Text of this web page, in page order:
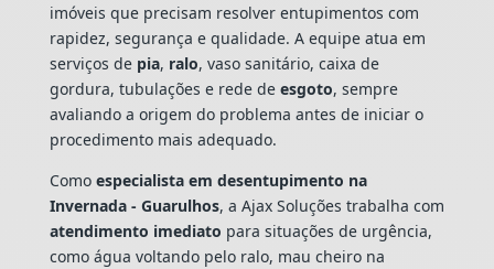
imóveis que precisam resolver entupimentos com
rapidez, segurança e qualidade. A equipe atua em
serviços de pia, ralo, vaso sanitário, caixa de
gordura, tubulações e rede de esgoto, sempre
avaliando a origem do problema antes de iniciar o
procedimento mais adequado.
Como especialista em desentupimento na
Invernada - Guarulhos, a Ajax Soluções trabalha com
atendimento imediato para situações de urgência,
como água voltando pelo ralo, mau cheiro na